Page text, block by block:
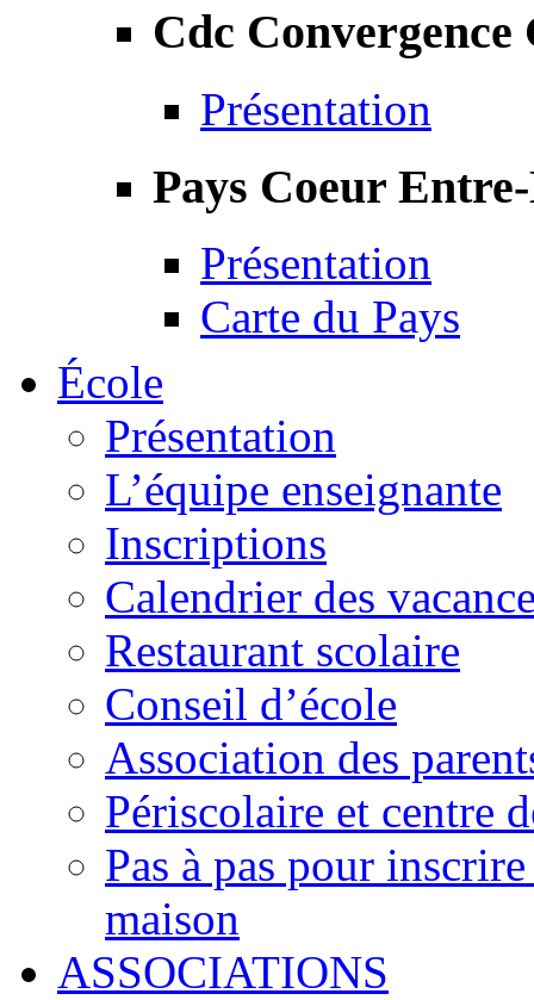
Cdc Convergence
Présentation
Pays Coeur
Présentation
Carte du Pays
École
Présentation
L’équipe enseignante
Inscriptions
Calendrier des
Restaurant scolaire
Conseil d’école
Association des
Périscolaire et centre
Pas à pas pour
maison
ASSOCIATIONS